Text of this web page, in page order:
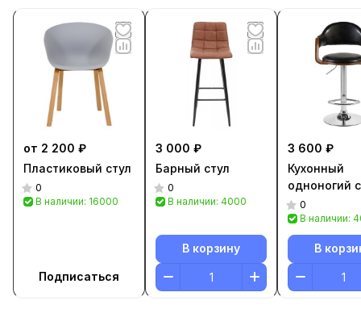
от 2 200 ₽
Пластиковый стул
0
В наличии: 16000
Подписаться
3 000 ₽
Барный стул
0
В наличии: 4000
В корзину
3 600 ₽
Кухонный
одноногий
0
В наличии:
В